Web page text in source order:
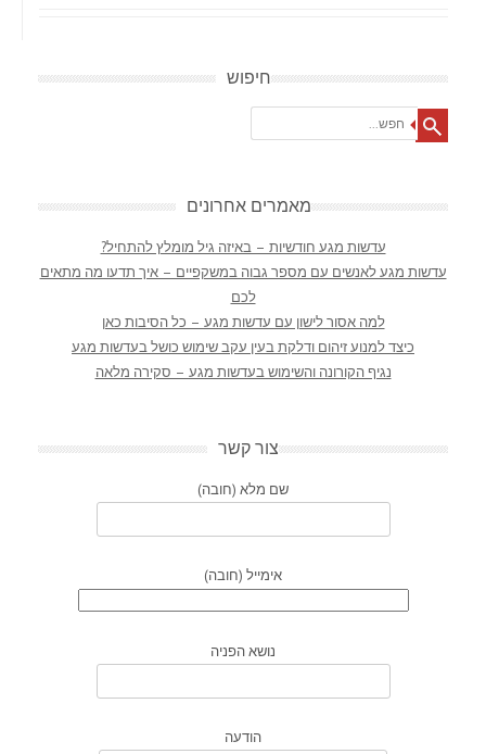
חיפוש
מאמרים אחרונים
עדשות מגע חודשיות – באיזה גיל מומלץ להתחיל?
עדשות מגע לאנשים עם מספר גבוה במשקפיים – איך תדעו מה מתאים
לכם
למה אסור לישון עם עדשות מגע – כל הסיבות כאן
כיצד למנוע זיהום ודלקת בעין עקב שימוש כושל בעדשות מגע
נגיף הקורונה והשימוש בעדשות מגע – סקירה מלאה
צור קשר
שם מלא (חובה)
אימייל (חובה)
נושא הפניה
הודעה